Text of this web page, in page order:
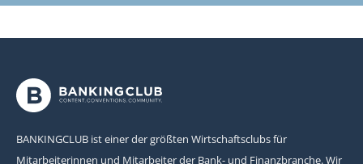
BANKINGCLUB ist einer der größten Wirtschaftsclubs für
Mitarbeiterinnen und Mitarbeiter der Bank- und Finanzbranche. Wir